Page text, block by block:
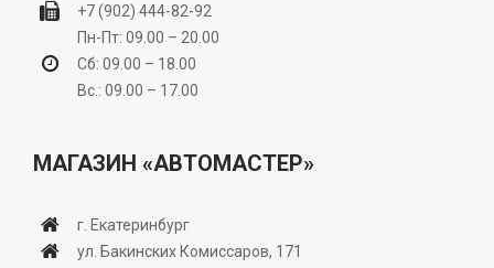
+7 (902) 444-82-92
Пн-Пт: 09.00 – 20.00
Сб: 09.00 – 18.00
Вс.: 09.00 – 17.00
МАГАЗИН «АВТОМАСТЕР»
г. Екатеринбург
ул. Бакинских Комиссаров, 171